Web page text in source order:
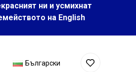
ни и усмихнат
на Еnglish
Български